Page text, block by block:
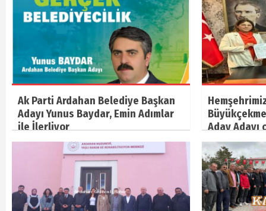
Ak Parti Ardahan Belediye Başkan
Adayı Yunus Baydar, Emin Adımlar
ile İlerliyor
Aday Adayı